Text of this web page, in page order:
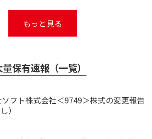
もっと見る
保有速報（一覧）
フト株式会社＜9749＞株式の変更報告
）